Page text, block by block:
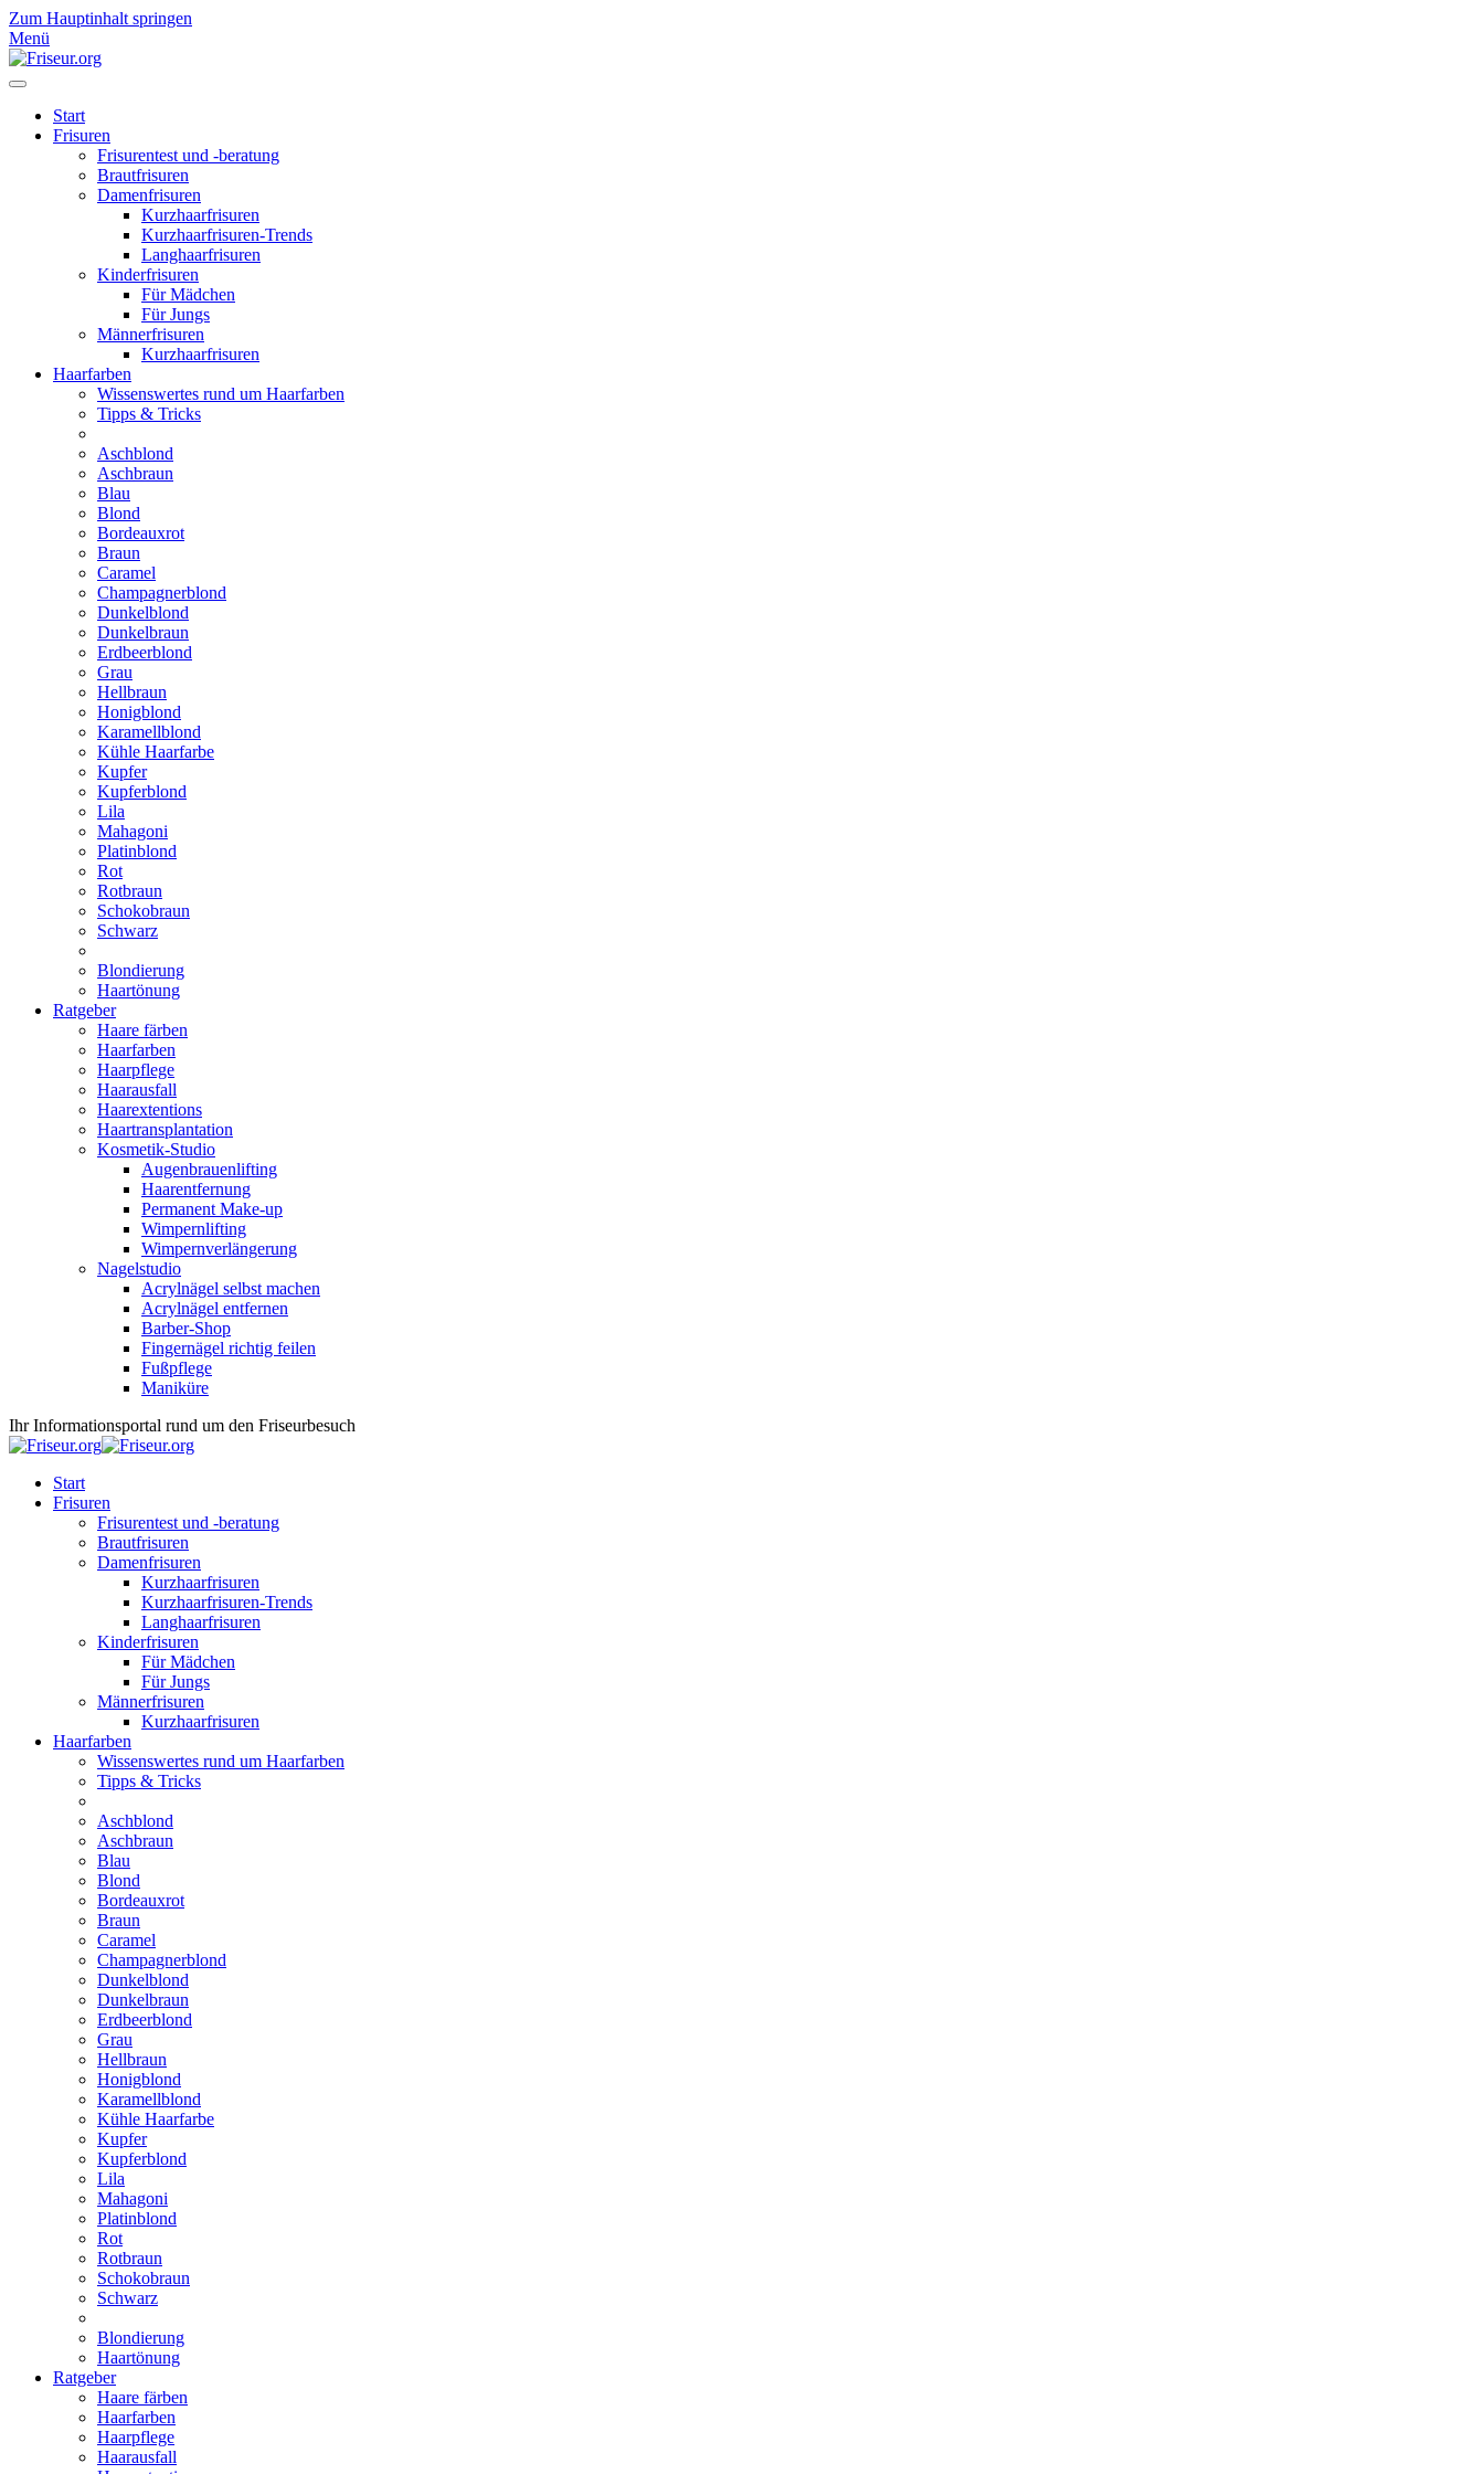
Zum Hauptinhalt springen
Menü
Start
Frisuren
Frisurentest und -beratung
Brautfrisuren
Damenfrisuren
Kurzhaarfrisuren
Kurzhaarfrisuren-Trends
Langhaarfrisuren
Kinderfrisuren
Für Mädchen
Für Jungs
Männerfrisuren
Kurzhaarfrisuren
Haarfarben
Wissenswertes rund um Haarfarben
Tipps & Tricks
Aschblond
Aschbraun
Blau
Blond
Bordeauxrot
Braun
Caramel
Champagnerblond
Dunkelblond
Dunkelbraun
Erdbeerblond
Grau
Hellbraun
Honigblond
Karamellblond
Kühle Haarfarbe
Kupfer
Kupferblond
Lila
Mahagoni
Platinblond
Rot
Rotbraun
Schokobraun
Schwarz
Blondierung
Haartönung
Ratgeber
Haare färben
Haarfarben
Haarpflege
Haarausfall
Haarextentions
Haartransplantation
Kosmetik-Studio
Augenbrauenlifting
Haarentfernung
Permanent Make-up
Wimpernlifting
Wimpernverlängerung
Nagelstudio
Acrylnägel selbst machen
Acrylnägel entfernen
Barber-Shop
Fingernägel richtig feilen
Fußpflege
Maniküre
Ihr Informationsportal rund um den Friseurbesuch
Start
Frisuren
Frisurentest und -beratung
Brautfrisuren
Damenfrisuren
Kurzhaarfrisuren
Kurzhaarfrisuren-Trends
Langhaarfrisuren
Kinderfrisuren
Für Mädchen
Für Jungs
Männerfrisuren
Kurzhaarfrisuren
Haarfarben
Wissenswertes rund um Haarfarben
Tipps & Tricks
Aschblond
Aschbraun
Blau
Blond
Bordeauxrot
Braun
Caramel
Champagnerblond
Dunkelblond
Dunkelbraun
Erdbeerblond
Grau
Hellbraun
Honigblond
Karamellblond
Kühle Haarfarbe
Kupfer
Kupferblond
Lila
Mahagoni
Platinblond
Rot
Rotbraun
Schokobraun
Schwarz
Blondierung
Haartönung
Ratgeber
Haare färben
Haarfarben
Haarpflege
Haarausfall